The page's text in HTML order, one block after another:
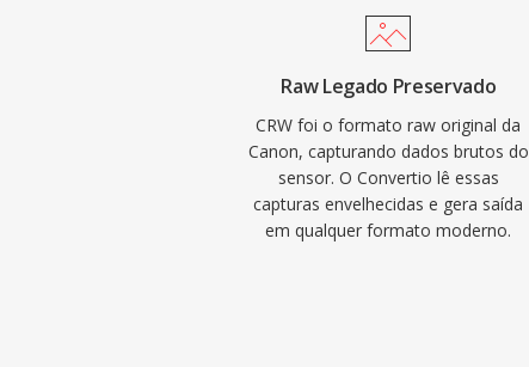
Raw Legado Preservado
CRW foi o formato raw original da
Canon, capturando dados brutos do
sensor. O Convertio lê essas
capturas envelhecidas e gera saída
em qualquer formato moderno.